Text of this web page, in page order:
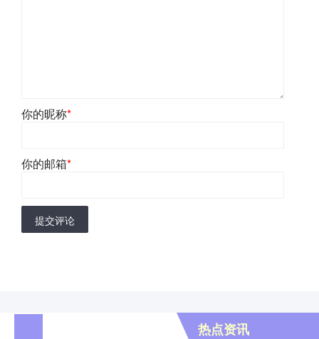
你的昵称*
你的邮箱*
提交评论
热点资讯